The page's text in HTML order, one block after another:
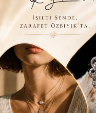
Ana Sayfa›İLÇELERDEN
ESKİ
YEMİNLE
ÇIKTILAR..